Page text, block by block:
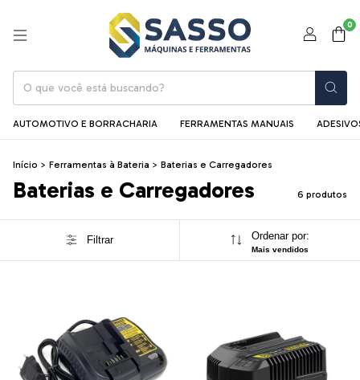
0
AUTOMOTIVO E BORRACHARIA FERRAMENTAS MANUAIS
Início > Ferramentas à Bateria > Baterias e Carregadores
Baterias e Carregadores 6 produtos
Filtrar Ordenar por:
Mais vendidos